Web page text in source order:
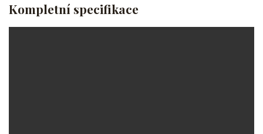
Kompletní specifikace